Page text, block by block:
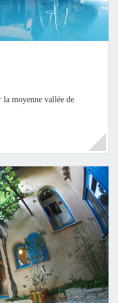
la moyenne vallée de